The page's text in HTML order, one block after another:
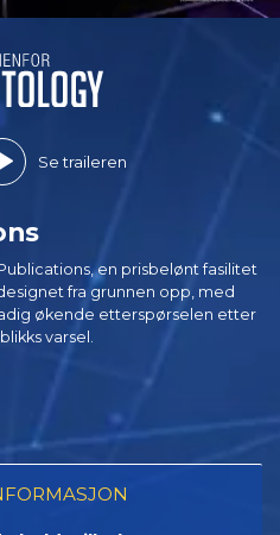
Se traileren
en prisbelønt fasilitet
fra grunnen opp, med
økende etterspørselen etter
varsel.